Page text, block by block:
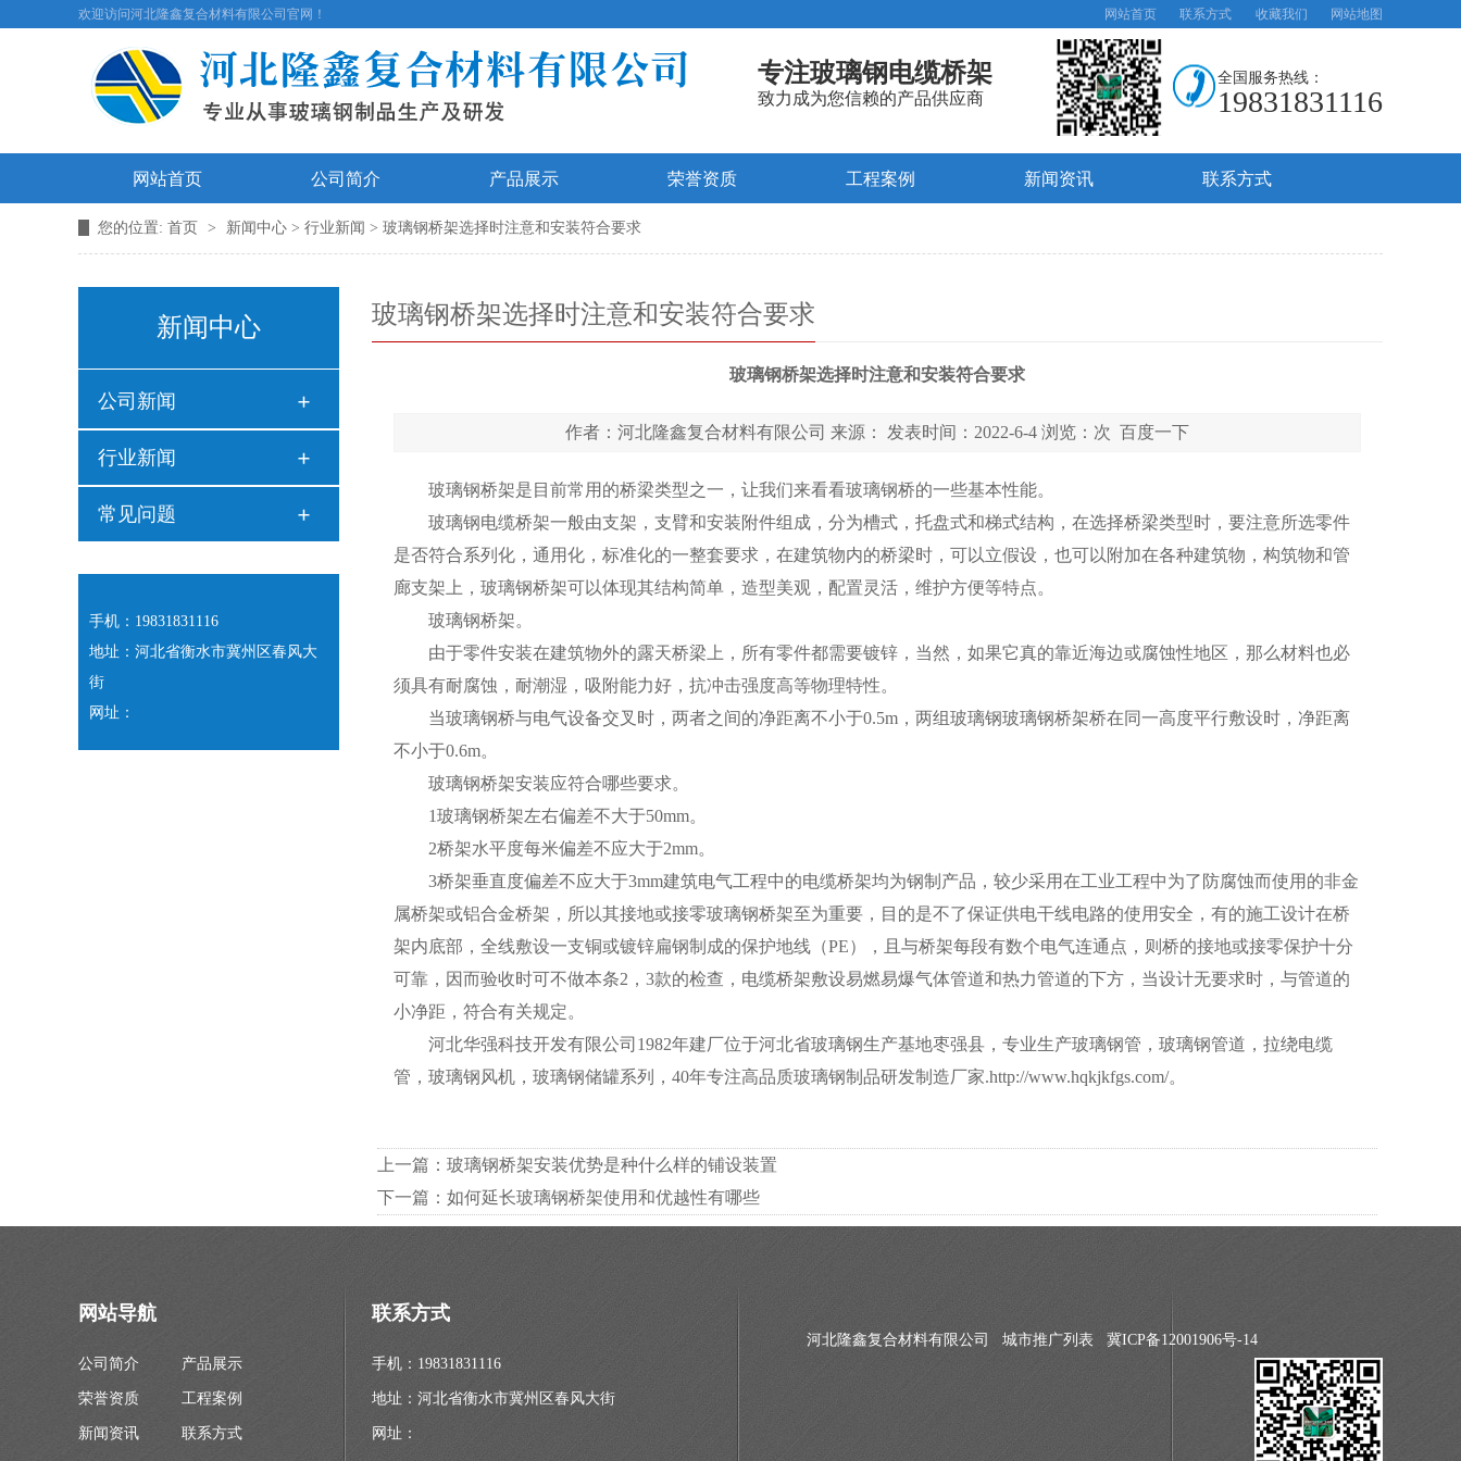
欢迎访问河北隆鑫复合材料有限公司官网！ 网站首页 联系方式 收藏我们 网站地图
专注玻璃钢电缆桥架
致力成为您信赖的产品供应商
全国服务热线：
19831831116
网站首页 公司简介 产品展示 荣誉资质 工程案例 新闻资讯 联系方式
您的位置: 首页 > 新闻中心 > 行业新闻 > 玻璃钢桥架选择时注意和安装符合要求
新闻中心
公司新闻
行业新闻
常见问题
手机：19831831116
地址：河北省衡水市冀州区春风大
街
网址：
玻璃钢桥架选择时注意和安装符合要求
玻璃钢桥架选择时注意和安装符合要求
作者： 河北隆鑫复合材料有限公司 来源： 发表时间：2022-6-4 浏览： 次 百度一下
玻璃钢桥架是目前常用的桥梁类型之一，让我们来看看玻璃钢桥的一些基本性能。
玻璃钢电缆桥架一般由支架，支臂和安装附件组成，分为槽式，托盘式和梯式结构，在选择桥梁类型时，要注意所选零件
是否符合系列化，通用化，标准化的一整套要求，在建筑物内的桥梁时，可以立假设，也可以附加在各种建筑物，构筑物和管
廊支架上， 玻璃钢桥架可以体现其结构简单，造型美观，配置灵活，维护方便等特点。
玻璃钢桥架。
由于零件安装在建筑物外的露天桥梁上，所有零件都需要镀锌，当然，如果它真的靠近海边或腐蚀性地区，那么材料也必
须具有耐腐蚀，耐潮湿，吸附能力好，抗冲击强度高等物理特性。
当玻璃钢桥与电气设备交叉时，两者之间的净距离不小于0.5m，两组玻璃钢玻璃钢桥架桥在同一高度平行敷设时，净距离
不小于0.6m。
玻璃钢桥架安装应符合哪些要求。
1玻璃钢桥架左右偏差不大于50mm。
2桥架水平度每米偏差不应大于2mm。
3桥架垂直度偏差不应大于3mm建筑电气工程中的电缆桥架均为钢制产品，较少采用在工业工程中为了防腐蚀而使用的非金
属桥架或铝合金桥架，所以其接地或接零玻璃钢桥架至为重要，目的是不了保证供电干线电路的使用安全，有的施工设计在桥
架内底部，全线敷设一支铜或镀锌扁钢制成的保护地线（PE），且与桥架每段有数个电气连通点，则桥的接地或接零保护十分
可靠，因而验收时可不做本条2，3款的检查，电缆桥架敷设易燃易爆气体管道和热力管道的下方，当设计无要求时，与管道的
小净距，符合有关规定。
河北华强科技开发有限公司1982年建厂位于河北省玻璃钢生产基地枣强县，专业生产玻璃钢管，玻璃钢管道，拉绕电缆
管，玻璃钢风机，玻璃钢储罐系列，40年专注高品质玻璃钢制品研发制造厂家.http://www.hqkjkfgs.com/。
上一篇： 玻璃钢桥架安装优势是种什么样的铺设装置
下一篇： 如何延长玻璃钢桥架使用和优越性有哪些
网站导航
公司简介 产品展示
荣誉资质 工程案例
新闻资讯 联系方式
联系方式
手机：19831831116
地址：河北省衡水市冀州区春风大街
网址：
河北隆鑫复合材料有限公司 城市推广列表 冀ICP备12001906号-14